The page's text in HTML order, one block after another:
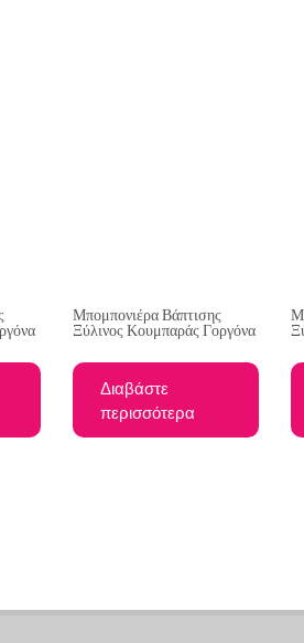
Μπομπονιέρα Βάπτισης
Ξύλινος Κουμπαράς Γοργόνα
Διαβάστε
περισσότερα